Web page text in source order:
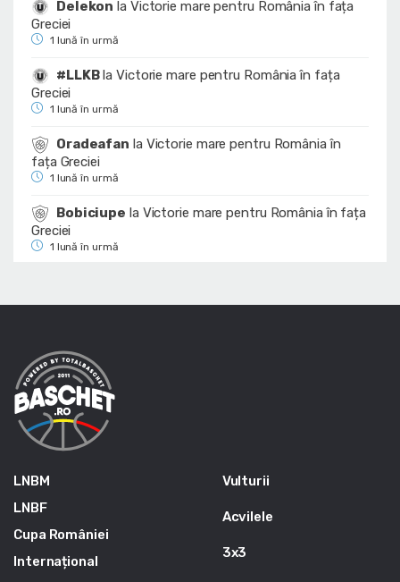
Delekon la Victorie mare pentru România în fața
Greciei
1 lună în urmă
#LLKBlaVictorie mare pentru România în fața
Greciei
1 lună în urmă
Oradeafan la Victorie mare pentru România în
fața Greciei
1 lună în urmă
Bobiciupe la Victorie mare pentru România în fața
Greciei
1 lună în urmă
LNBM
LNBF
Cupa României
Internațional
Vulturii
Acvilele
3x3